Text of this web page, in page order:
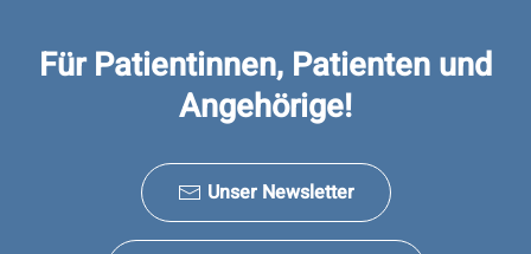
Für Patientinnen, Patienten und
Angehörige!
Unser Newsletter